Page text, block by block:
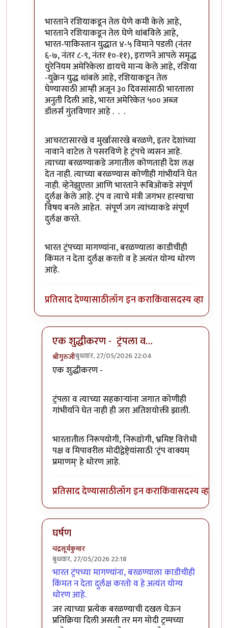
भारताने रशियाकडून तेल घेणे कमी केले आहे,
भारताने रशियाकडून तेल घेणे थांबविले आहे,
भारत-पाकिस्तान युद्धात ४-५ विमाने पडली (नंतर
६-७, नंतर ८-९, नंतर १०-११), इराणने आपले समृद्ध
युरेनियम अमेरिकेला द्यायचे मान्य केले आहे, रशिया
-युक्रेन युद्ध थांबले आहे, रशियाकडून तेल
घेण्यासाठी आम्ही अजून ३० दिवसांसाठी भारताला
अनुती दिली आहे, भारत अमेरिकेत ५०० अब्ज
डॉलर्स गुंतविणार आहे . . .
आचरटासारखे व मुर्खासारखे बरळणे, इतर देशांच्या
नावाने वाटेल ते पसरविणे हे ट्रंपचे व्यसन आहे.
त्याच्या बरळण्याकडे जगातील कोणताही देश लक्ष
देत नाही. त्याच्या बरळण्यास कोणीही गांभीर्याने घेत
नाही. व्हेनेझुएला आणि भारताने रूबिओकडे संपूर्ण
दुर्लक्ष केले आहे. ट्रंप व त्याचे मंत्री जगभर हास्याचा
विषय बनले आहेत. संपूर्ण जग त्यांच्याकडे संपूर्ण
दुर्लक्ष करते.
भारत ट्रंपच्या मागण्यांना, बरळण्याला काडीचीही
किंमत न देता दुर्लक्ष करतो व हे अत्यंत योग्य धोरण
आहे.
प्रतिसाद देण्यासाठीलॉग इन कराकिंवासदस्य व्हा
एक शुद्धीकरण - ट्रंपला व…
श्रीगुरुजीबुधवार, 27/05/2026 22:04
In reply toहे व्हेनेझुएलाच्या…
एक शुद्धीकरण -
ट्रंपला व त्याच्या सहकाऱ्यांना जगात कोणीही
गांभीर्याने घेत नाही ही जरा अतिशयोक्ती झाली.
भारतातील निरूपयोगी, निरूद्योगी, भ्रमिष्ट विरोधी
पक्ष व मिपावरील मोदीद्वेष्टे्यांसाठी 'ट्रंप वाक्यम्
प्रमाणम्' हे धोरण आहे.
प्रतिसाद देण्यासाठीलॉग इन कराकिंवासदस्य व्हा
घर्षण
चंद्रसूर्यकुमार
बुधवार, 27/05/2026 22:18
In reply toहे व्हेनेझुएलाच्या…byश्रीगुरुजी
भारत ट्रंपच्या मागण्यांना, बरळण्याला काडीचीही
किंमत न देता दुर्लक्ष करतो व हे अत्यंत योग्य
धोरण आहे.
जर त्याच्या प्रत्येक बरळण्याची दखल घेऊन
प्रतिक्रिया दिली असती तर मग मोदी ट्रम्पच्या